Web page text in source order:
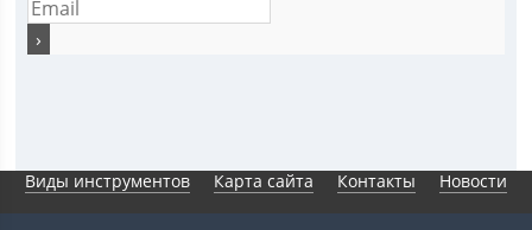
Виды инструментов Карта сайта Контакты Новости